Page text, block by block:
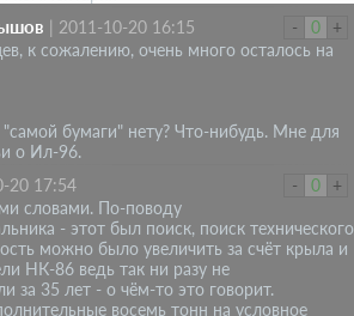
-
0 +
2011-10-20 16:15
к сожалению, очень много осталось на
бумаги" нету? Что-нибудь. Мне для
о Ил-96.
-
0 +
20 17:54
словами. По-поводу
- этот был поиск, поиск технического
можно было увеличить за счёт крыла и
НК-86 ведь так ни разу не
за 35 лет - о чём-то это говорит.
восемь тонн на условное